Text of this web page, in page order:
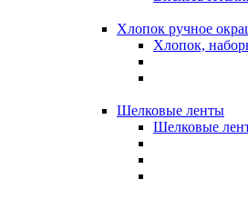
Хлопок ручное
Хлопок,
Шелковые ленты
Шелковые